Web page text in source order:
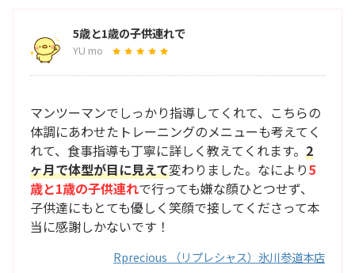
5歳と1歳の子供連れで
YU mo
マンツーマンでしっかり指導してくれて、こちらの
体調にあわせたトレーニングのメニューも考えてく
れて、食事指導も丁寧に詳しく教えてくれます。 2
ヶ月で体型が目に見えて変わりました。なにより5
歳と1歳の子供連れで行っても嫌な顔ひとつせず、
子供達にもとても優しく笑顔で接してくださって本
当に感謝しかないです！
Rprecious （リプレシャス）氷川参道本店